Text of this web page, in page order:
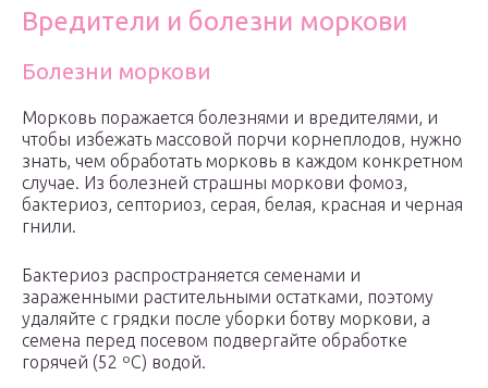
Вредители и болезни моркови
Болезни моркови
Морковь поражается болезнями и вредителями, и
чтобы избежать массовой порчи корнеплодов, нужно
знать, чем обработать морковь в каждом конкретном
случае. Из болезней страшны моркови фомоз,
бактериоз, септориоз, серая, белая, красная и черная
гнили.
Бактериоз распространяется семенами и
зараженными растительными остатками, поэтому
удаляйте с грядки после уборки ботву моркови, а
семена перед посевом подвергайте обработке
горячей (52 ºC) водой.